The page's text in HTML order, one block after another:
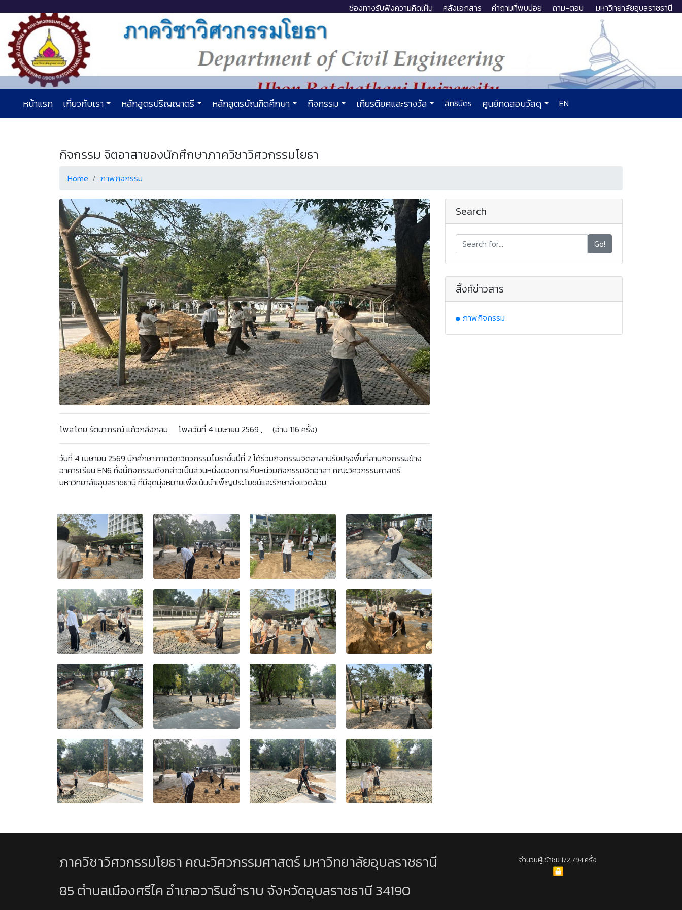
ช่องทางรับฟังความคิดเห็น คลังเอกสาร คำถามที่พบบ่อย ถาม-ตอบ มหาวิทยาลัยอุบลราชธานี
หน้าแรก เกี่ยวกับเรา หลักสูตรปริญญาตรี หลักสูตรบัณฑิตศึกษา กิจกรรม เกียรติยศและรางวัล สิทธิบัตร ศูนย์ทดสอบวัสดุ EN
กิจกรรม จิตอาสาของนักศึกษาภาควิชาวิศวกรรมโยธา
Home ภาพกิจกรรม
โพสโดย รัตนาภรณ์ แก้วกลึงกลม โพสวันที่ 4 เมษายน 2569 , (อ่าน 116 ครั้ง)
วันที่ 4 เมษายน 2569 นักศึกษาภาควิชาวิศวกรรมโยธาชั้นปีที่ 2 ได้ร่วมกิจกรรมจิตอาสาปรับปรุงพื้นที่ลานกิจกรรมข้าง
อาคารเรียน EN6 ทั้งนี้กิจกรรมดังกล่าวเป็นส่วนหนึ่งของการเก็บหน่วยกิจกรรมจิตอาสา คณะวิศวกรรมศาสตร์
มหาวิทยาลัยอุบลราชธานี ที่มีจุดมุ่งหมายเพื่อเน้นบำเพ็ญประโยชน์และรักษาสิ่งแวดล้อม
Search
Go!
ลิ้งค์ข่าวสาร
ภาพกิจกรรม
ภาควิชาวิศวกรรมโยธา คณะวิศวกรรมศาสตร์ มหาวิทยาลัยอุบลราชธานี
85 ตำบลเมืองศรีไค อำเภอวารินชำราบ จังหวัดอุบลราชธานี 34190
จำนวนผู้เข้าชม 172,794 ครั้ง